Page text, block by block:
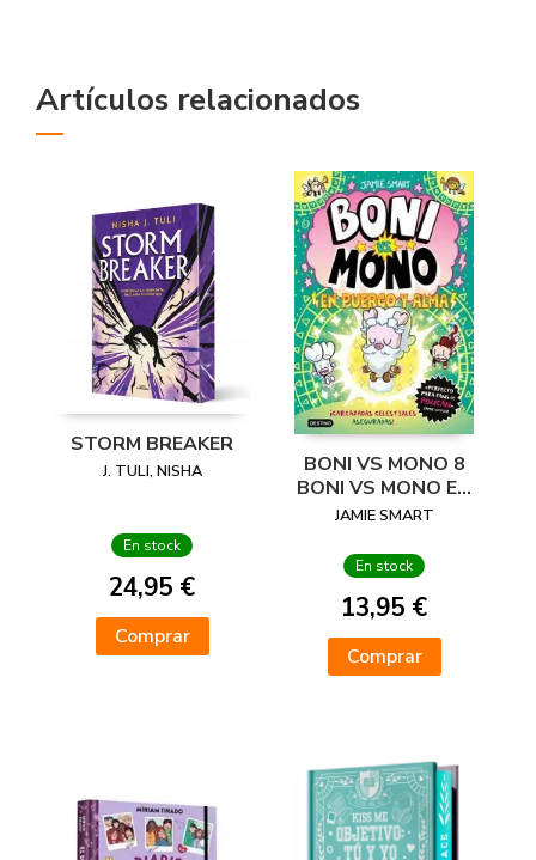
Artículos relacionados
STORM BREAKER
J. TULI, NISHA
En stock
24,95 €
Comprar
BONI VS MONO 8
BONI VS MONO EN
PUERCO Y ALMA
JAMIE SMART
En stock
13,95 €
Comprar